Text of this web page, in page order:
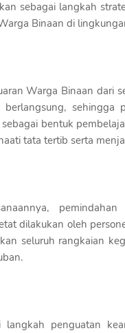
sebagai langkah
Binaan di
Warga Binaan dari
berlangsung, sehingga
bentuk
tata tertib serta
dilakukan oleh
seluruh rangkaian
langkah penguatan